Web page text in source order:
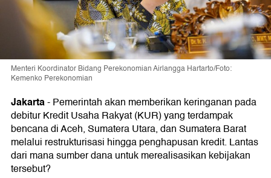
Menteri Koordinator Bidang Perekonomian Airlangga Hartarto/Foto:
Kemenko Perekonomian
Jakarta-Pemerintah akan memberikan keringanan pada
debitur Kredit Usaha Rakyat (KUR) yang terdampak
bencana di Aceh, Sumatera Utara, dan Sumatera Barat
melalui restrukturisasi hingga penghapusan kredit. Lantas
dari mana sumber dana untuk merealisasikan kebijakan
tersebut?